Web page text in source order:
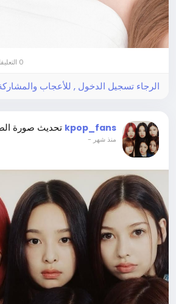
الرجاء تسجيل الدخول , للأعجاب
kpop_fans تحديث صورة
منذ شهر -